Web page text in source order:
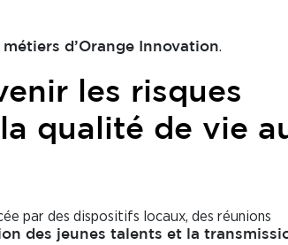
d’Orange Innovation.
les risques
qualité de vie
par des dispositifs locaux, des réunions
des jeunes talents et la